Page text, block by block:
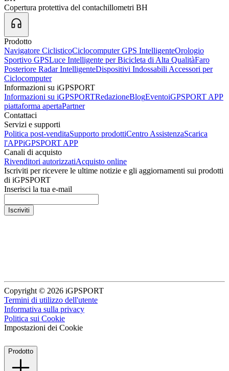
Copertura protettiva del contachillometri BH
Prodotto
Navigatore CiclisticoCiclocomputer GPS IntelligenteOrologio
Sportivo GPSLuce Intelligente per Bicicleta di Alta QualitàFaro
Posteriore Radar IntelligenteDispositivi Indossabili Accessori per
Ciclocomputer
Informazioni su iGPSPORT
Informazioni su iGPSPORTRedazioneBlogEventoiGPSPORT APP
piattaforma apertaPartner
Contattaci
Servizi e supporti
Politica post-venditaSupporto prodottiCentro AssistenzaScarica
l'APPiGPSPORT APP
Canali di acquisto
Rivenditori autorizzatiAcquisto online
Iscriviti per ricevere le ultime notizie e gli aggiornamenti sui prodotti
di iGPSPORT
Inserisci la tua e-mail
Iscriviti
Copyright © 2026 iGPSPORT
Termini di utilizzo dell'utente
Informativa sulla privacy
Politica sui Cookie
Impostazioni dei Cookie
Prodotto